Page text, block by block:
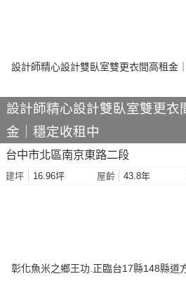
設計師精心設計雙臥室雙更衣
金｜穩定收租中
台中市北區南京東路二段
建坪 16.96坪 屋齡 43.8年